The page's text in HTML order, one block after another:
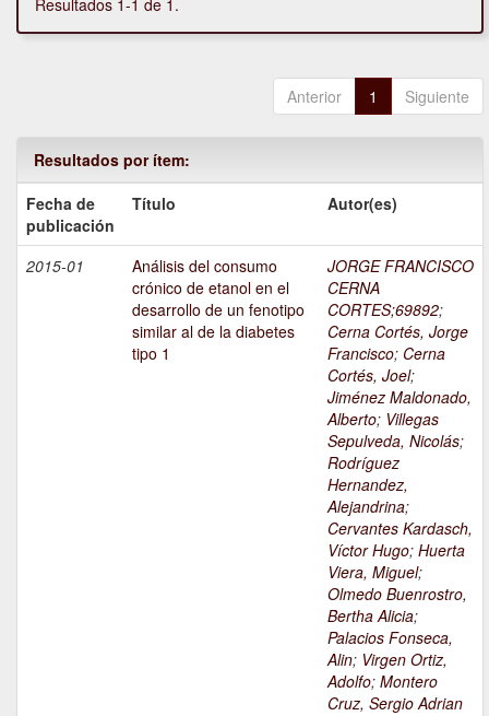
Resultados 1-1 de 1.
Anterior 1 Siguiente
Resultados por ítem:
Fecha de
publicación
Título Autor(es)
2015-01
Análisis del consumo
crónico de etanol en el
desarrollo de un fenotipo
similar al de la diabetes
tipo 1
JORGE FRANCISCO
CERNA
CORTES;69892;
Cerna Cortés, Jorge
Francisco; Cerna
Cortés, Joel;
Jiménez Maldonado,
Alberto; Villegas
Sepulveda, Nicolás;
Rodríguez
Hernandez,
Alejandrina;
Cervantes Kardasch,
Víctor Hugo; Huerta
Viera, Miguel;
Olmedo Buenrostro,
Bertha Alicia;
Palacios Fonseca,
Alin; Virgen Ortiz,
Adolfo; Montero
Cruz, Sergio Adrian